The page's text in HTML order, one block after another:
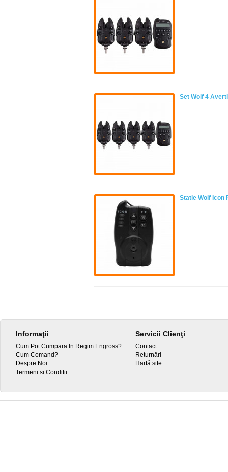
Set Wolf 4
Statie Wolf Icon
Informaţii
Cum Pot Cumpara In Regim Engross?
Cum Comand?
Despre Noi
Termeni si Conditii
Servicii Clienţi
Contact
Returnări
Hartă site